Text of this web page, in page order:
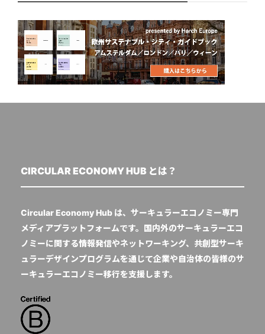
CIRCULAR ECONOMY HUB とは？
Circular Economy Hub は、サーキュラーエコノミー専門
メディアプラットフォームです。国内外のサーキュラーエコ
ノミーに関する情報発信やネットワーキング、共創型サーキ
ュラーデザインプログラムを通じて企業や自治体の皆様のサ
ーキュラーエコノミー移行を支援します。